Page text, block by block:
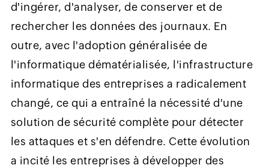
d'ingérer, d'analyser, de conserver et de
rechercher les données des journaux. En
outre, avec l'adoption généralisée de
l'informatique dématérialisée, l'infrastructure
informatique des entreprises a radicalement
changé, ce qui a entraîné la nécessité d'une
solution de sécurité complète pour détecter
les attaques et s'en défendre. Cette évolution
a incité les entreprises à développer des